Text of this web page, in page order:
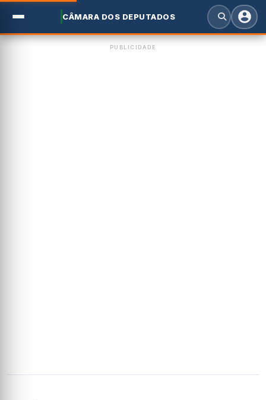
CÂMARA DOS DEPUTADOS
PUBLICIDADE